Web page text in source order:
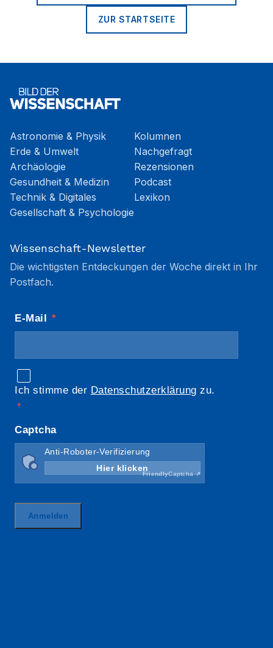
ZUR STARTSEITE
Astronomie & Physik
Erde & Umwelt
Archäologie
Gesundheit & Medizin
Technik & Digitales
Gesellschaft & Psychologie
Kolumnen
Nachgefragt
Rezensionen
Podcast
Lexikon
Wissenschaft-Newsletter
Die wichtigsten Entdeckungen der Woche direkt in Ihr
Postfach.